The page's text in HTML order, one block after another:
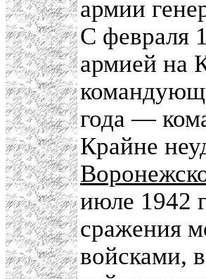
армии
С февраля
армией на
года —
Крайне
июле 1942
сражения
войсками,